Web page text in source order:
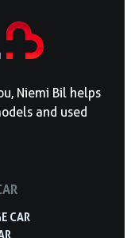
Niemi Bil helps
and used
CAR